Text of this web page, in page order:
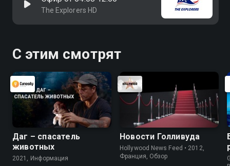
The Explorers HD
С этим смотрят
Даг – спасатель
животных
2021, Информация
Новости Голливуда
Hollywood News Feed • 2012,
Франция, Обзор